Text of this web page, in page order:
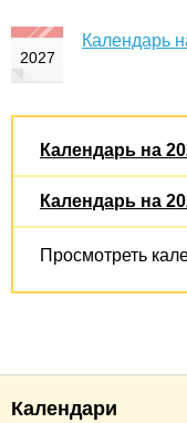
Календарь
Календарь на
Календарь на
Просмотреть
Календари